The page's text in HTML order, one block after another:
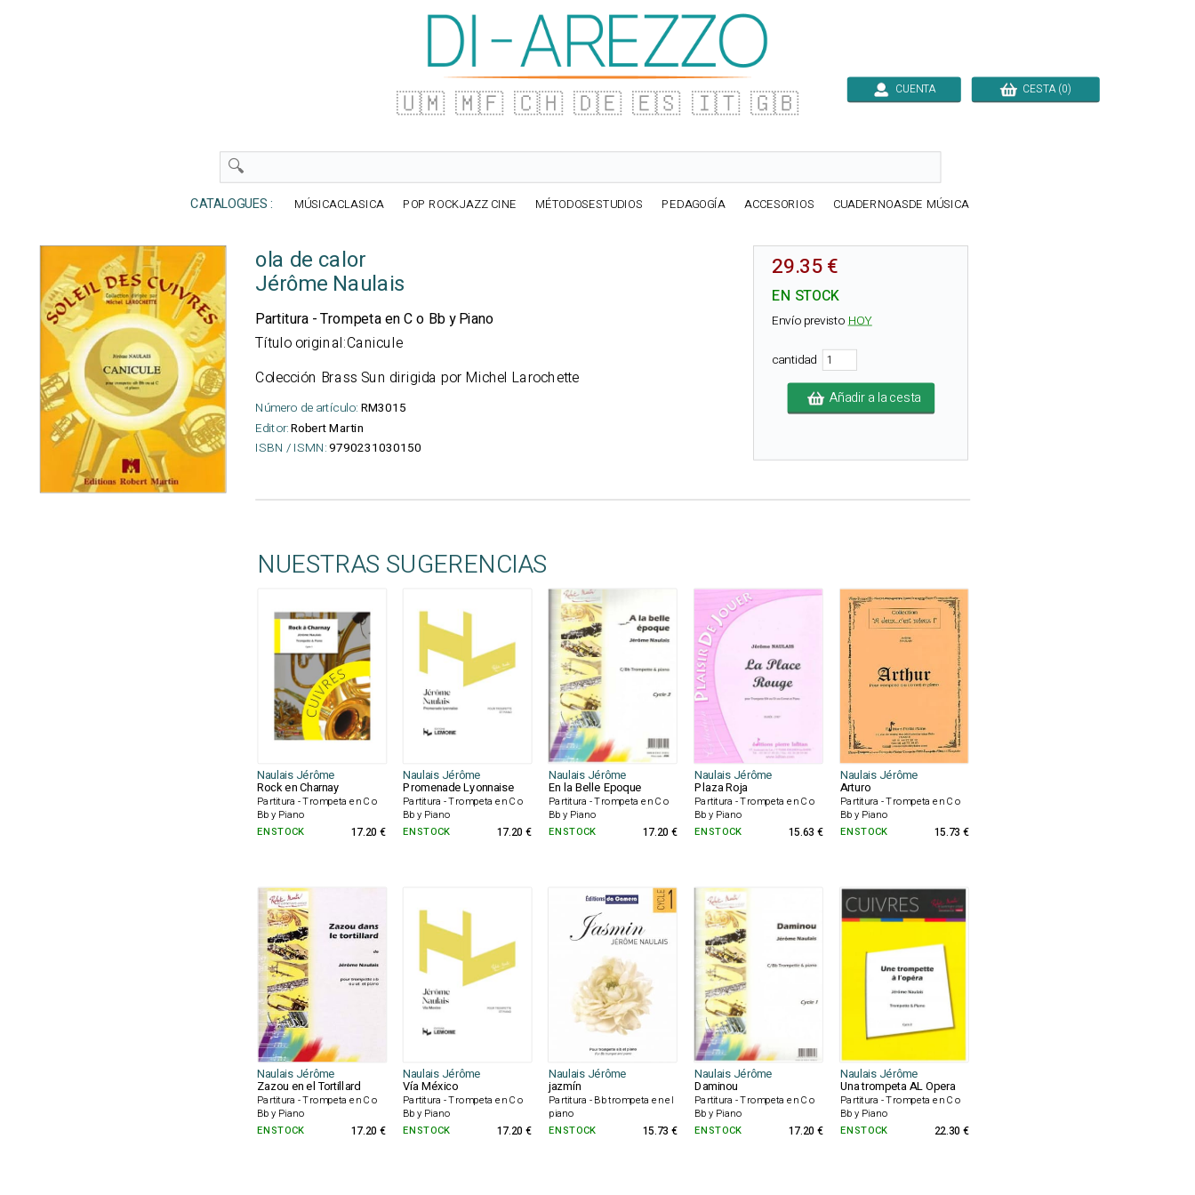
🇺🇲 🇲🇫 🇨🇭 🇩🇪 🇪🇸 🇮🇹 🇬🇧 CUENTA CESTA (0)
CATALOGUES : MÚSICACLASICA POP ROCKJAZZ CINE MÉTODOSESTUDIOS PEDAGOGÍA ACCESORIOS CUADERNOASDE MÚSICA
ola de calor
Jérôme Naulais
Partitura - Trompeta en C o Bb y Piano
Título original:Canicule
Colección Brass Sun dirigida por Michel Larochette
Número de artículo: RM3015
Editor:Robert Martin
ISBN / ISMN:9790231030150
29.35 €
EN STOCK
Envío previstoHOY
cantidad
Añadir a la cesta
NUESTRAS SUGERENCIAS
Naulais Jérôme Naulais Jérôme Naulais Jérôme Naulais Jérôme Naulais Jérôme
Rock en Charnay
Partitura - Trompeta en C o
Bb y Piano
Promenade Lyonnaise
Partitura - Trompeta en C o
Bb y Piano
En la Belle Epoque
Partitura - Trompeta en C o
Bb y Piano
Plaza Roja
Partitura - Trompeta en C o
Bb y Piano
Arturo
Partitura - Trompeta en C o
Bb y Piano
EN STOCK
17.20 € EN STOCK 17.20 € EN STOCK 17.20 € EN STOCK 15.63 € EN STOCK 15.73 €
Naulais Jérôme Naulais Jérôme Naulais Jérôme Naulais Jérôme Naulais Jérôme
Zazou en el Tortillard
Partitura - Trompeta en C o
Bb y Piano
Vía México
Partitura - Trompeta en C o
Bb y Piano
jazmín
Partitura - Bb trompeta en el
piano
Daminou
Partitura - Trompeta en C o
Bb y Piano
Una trompeta AL Opera
Partitura - Trompeta en C o
Bb y Piano
EN STOCK
17.20 € EN STOCK 17.20 € EN STOCK 15.73 € EN STOCK 17.20 € EN STOCK 22.30 €